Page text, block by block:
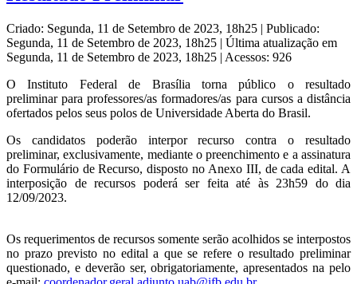
Criado: Segunda, 11 de Setembro de 2023, 18h25 | Publicado:
Segunda, 11 de Setembro de 2023, 18h25 | Última atualização em
Segunda, 11 de Setembro de 2023, 18h25 | Acessos: 926
O Instituto Federal de Brasília torna público o resultado
preliminar para professores/as formadores/as para cursos a distância
ofertados pelos seus polos de Universidade Aberta do Brasil.
Os candidatos poderão interpor recurso contra o resultado
preliminar, exclusivamente, mediante o preenchimento e a assinatura
do Formulário de Recurso, disposto no Anexo III, de cada edital. A
interposição de recursos poderá ser feita até às 23h59 do dia
12/09/2023.
Os requerimentos de recursos somente serão acolhidos se interpostos
no prazo previsto no edital a que se refere o resultado preliminar
questionado, e deverão ser, obrigatoriamente, apresentados na pelo